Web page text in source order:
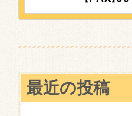
最近の投稿